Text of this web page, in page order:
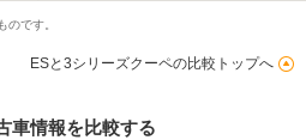
です。
ESと3シリーズクーペの比較トップへ
車情報を比較する